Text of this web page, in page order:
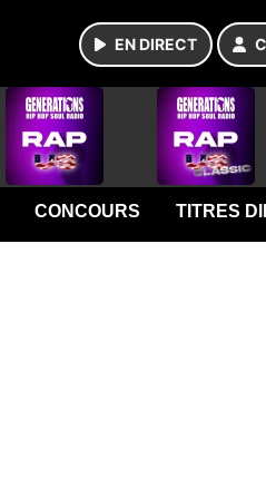
EN DIRECT
CONCOURS TITRES